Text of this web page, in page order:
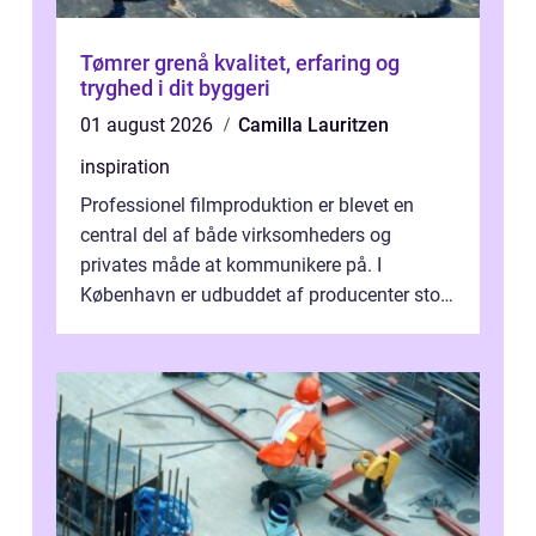
Tømrer grenå kvalitet, erfaring og
tryghed i dit byggeri
01 august 2026
Camilla Lauritzen
inspiration
Professionel filmproduktion er blevet en
central del af både virksomheders og
privates måde at kommunikere på. I
København er udbuddet af producenter stort,